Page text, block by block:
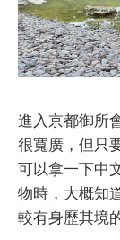
進入京都御所
很寬廣，但只
可以拿一下中
物時，大概知
較有身歷其境